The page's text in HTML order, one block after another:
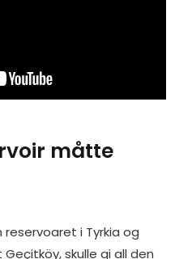
måtte
i Tyrkia og
skulle gi all den